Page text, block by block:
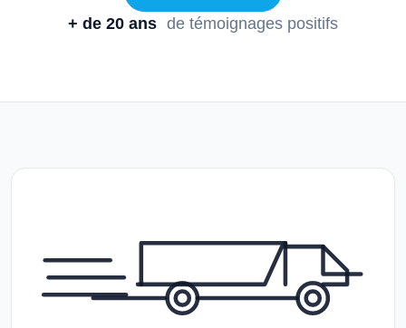
+ de 20 ans de témoignages positifs